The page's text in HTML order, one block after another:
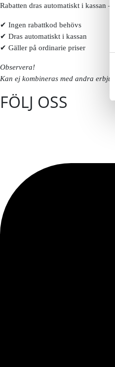
Rabatten dras automatiskt i kassan –
✔ Ingen rabattkod behövs
✔ Dras automatiskt i kassan
✔ Gäller på ordinarie priser
Observera!
Kan ej kombineras med andra
FÖLJ OSS